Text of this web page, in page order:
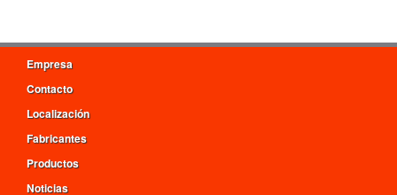
Empresa
Contacto
Localización
Fabricantes
Productos
Noticias